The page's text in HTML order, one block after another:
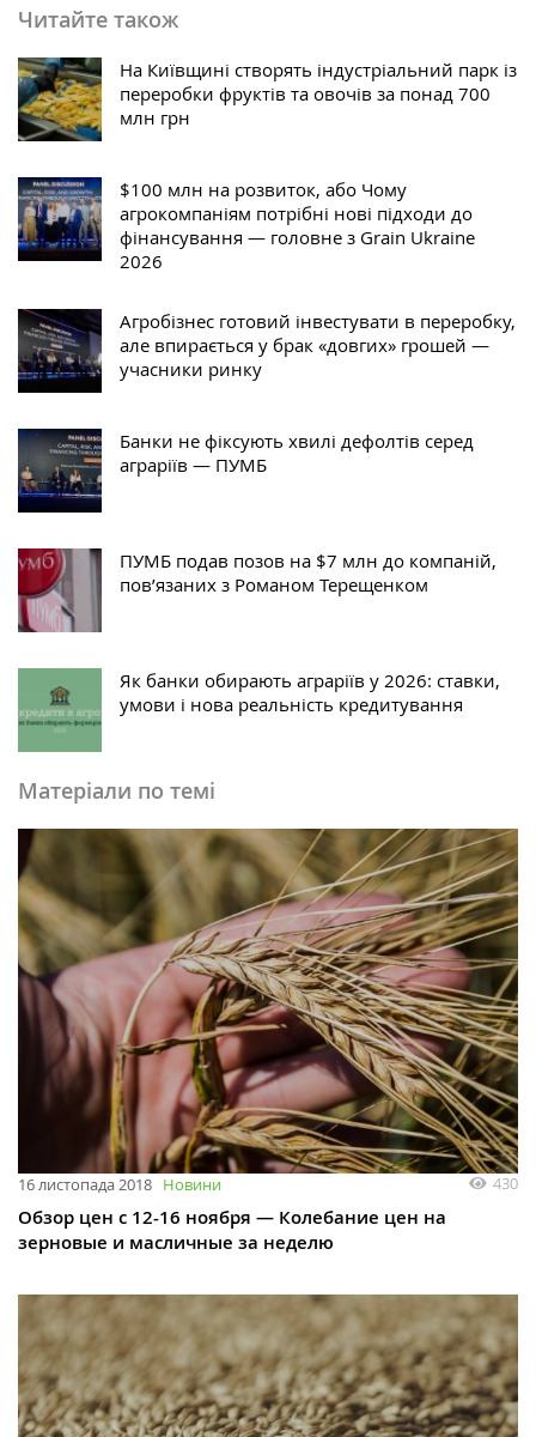
Читайте також
На Київщині створять індустріальний парк із
переробки фруктів та овочів за понад 700
млн грн
$100 млн на розвиток, або Чому
агрокомпаніям потрібні нові підходи до
фінансування — головне з Grain Ukraine
2026
Агробізнес готовий інвестувати в переробку,
але впирається у брак «довгих» грошей —
учасники ринку
Банки не фіксують хвилі дефолтів серед
аграріїв — ПУМБ
ПУМБ подав позов на $7 млн до компаній,
пов’язаних з Романом Терещенком
Як банки обирають аграріїв у 2026: ставки,
умови і нова реальність кредитування
Матеріали по темі
16 листопада 2018 Новини 430
Обзор цен с 12-16 ноября — Колебание цен на
зерновые и масличные за неделю